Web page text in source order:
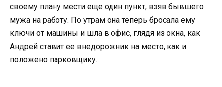
своему плану мести еще один пункт, взяв бывшего
мужа на работу. По утрам она теперь бросала ему
ключи от машины и шла в офис, глядя из окна, как
Андрей ставит ее внедорожник на место, как и
положено парковщику.